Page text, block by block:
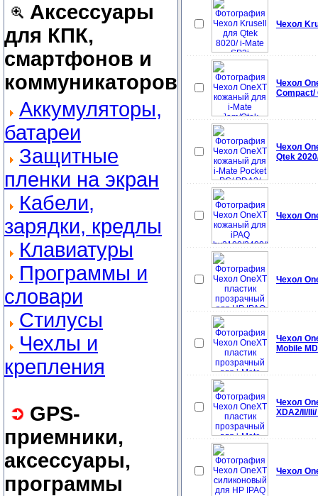
Аксессуары
для КПК,
смартфонов и
коммуникаторов
Аккумуляторы,
батареи
Защитные
пленки на экран
Кабели,
зарядки, кредлы
Клавиатуры
Программы и
словари
Стилусы
Чехлы и
крепления
GPS-
приемники,
аксессуары,
программы
Чехол
Чехол
Compact/
Чехол
Qtek
Чехол
Чехол
Чехол
Mobile
Чехол
XDA2/II/
Чехол